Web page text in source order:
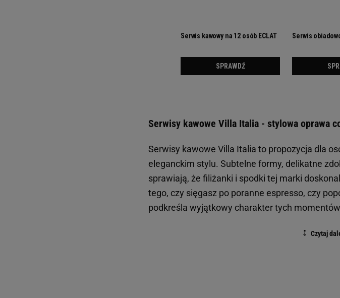
Serwisy kawowe Villa Italia - stylowa oprawa
Serwisy kawowe Villa Italia to propozycja dla
eleganckim stylu. Subtelne formy, delikatne
sprawiają, że filiżanki i spodki tej marki
tego, czy sięgasz po poranne espresso, czy
podkreśla wyjątkowy charakter tych